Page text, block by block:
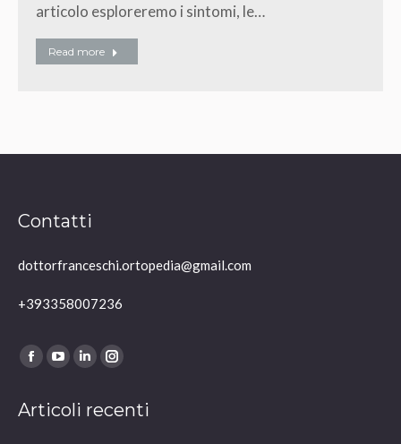
articolo esploreremo i sintomi, le…
Read more
Contatti
dottorfranceschi.ortopedia@gmail.com
+393358007236
Ci puoi trovare su:
Facebook
opens
YouTube
opens
Linkedin
opens
Instagram
opens
Articoli recenti